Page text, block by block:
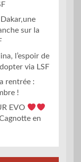
Dakar,une
sur la
l’espoir de
via LSF
rentrée :
!
EVO
en